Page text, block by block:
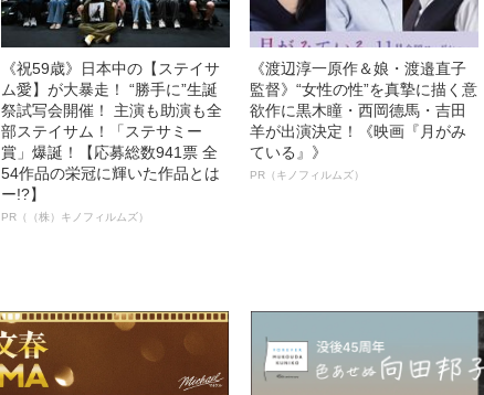
《祝59歳》日本中の【ステイサ
ム愛】が大暴走！ “勝手に”生誕
祭試写会開催！ 主演も助演も全
部ステイサム！「ステサミー
賞」爆誕！【応募総数941票 全
54作品の栄冠に輝いた作品とは
ー!?】
PR（（株）キノフィルムズ）
《渡辺淳一原作＆娘・渡邉直子
監督》“女性の性”を真摯に描く意
欲作に黒木瞳・西岡德馬・吉田
羊が出演決定！《映画『月がみ
ている』》
PR（キノフィルムズ）